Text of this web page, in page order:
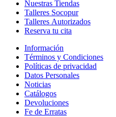
Nuestras Tiendas
Talleres Socopur
Talleres Autorizados
Reserva tu cita
Información
Términos y Condiciones
Políticas de privacidad
Datos Personales
Noticias
Catálogos
Devoluciones
Fe de Erratas